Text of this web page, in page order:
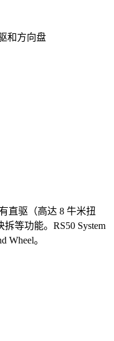
和方向盘
直驱（高达 8 牛米扭
等功能。RS50 System
Wheel。